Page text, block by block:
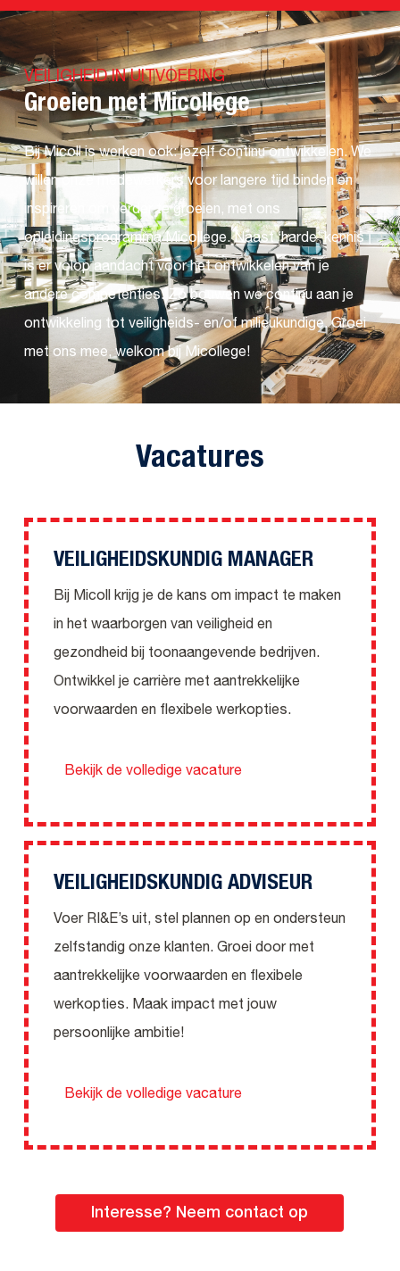
VEILIGHEID IN UITVOERING
Groeien met Micollege
Bij Micoll is werken ook: jezelf continu ontwikkelen. We
willen onze medewerkers voor langere tijd binden en
inspireren om verder te groeien, met ons
opleidingsprogramma Micollege. Naast ‘harde’ kennis
is er volop aandacht voor het ontwikkelen van je
andere competenties. Zo bouwen we continu aan je
ontwikkeling tot veiligheids- en/of milieukundige. Groei
met ons mee, welkom bij Micollege!
Vacatures
VEILIGHEIDSKUNDIG MANAGER
Bij Micoll krijg je de kans om impact te maken
in het waarborgen van veiligheid en
gezondheid bij toonaangevende bedrijven.
Ontwikkel je carrière met aantrekkelijke
voorwaarden en flexibele werkopties.
Bekijk de volledige vacature
VEILIGHEIDSKUNDIG ADVISEUR
Voer RI&E’s uit, stel plannen op en ondersteun
zelfstandig onze klanten. Groei door met
aantrekkelijke voorwaarden en flexibele
werkopties. Maak impact met jouw
persoonlijke ambitie!
Bekijk de volledige vacature
Interesse? Neem contact op